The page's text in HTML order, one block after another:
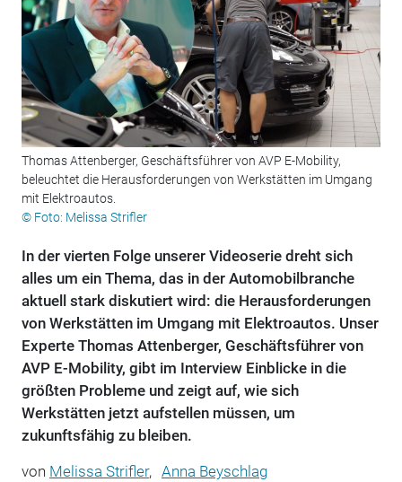
Thomas Attenberger, Geschäftsführer von AVP E-Mobility,
beleuchtet die Herausforderungen von Werkstätten im Umgang
mit Elektroautos.
© Foto: Melissa Strifler
In der vierten Folge unserer Videoserie dreht sich
alles um ein Thema, das in der Automobilbranche
aktuell stark diskutiert wird: die Herausforderungen
von Werkstätten im Umgang mit Elektroautos. Unser
Experte Thomas Attenberger, Geschäftsführer von
AVP E-Mobility, gibt im Interview Einblicke in die
größten Probleme und zeigt auf, wie sich
Werkstätten jetzt aufstellen müssen, um
zukunftsfähig zu bleiben.
von Melissa Strifler, Anna Beyschlag